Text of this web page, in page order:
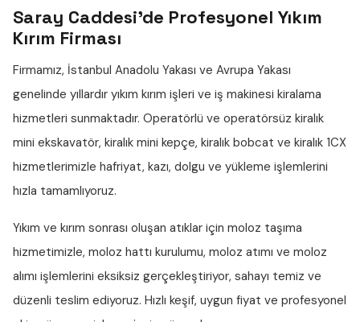
Saray Caddesi'de Profesyonel Yıkım
Kırım Firması
Firmamız, İstanbul Anadolu Yakası ve Avrupa Yakası
genelinde yıllardır yıkım kırım işleri ve iş makinesi kiralama
hizmetleri sunmaktadır. Operatörlü ve operatörsüz kiralık
mini ekskavatör, kiralık mini kepçe, kiralık bobcat ve kiralık 1CX
hizmetlerimizle hafriyat, kazı, dolgu ve yükleme işlemlerini
hızla tamamlıyoruz.
Yıkım ve kırım sonrası oluşan atıklar için moloz taşıma
hizmetimizle, moloz hattı kurulumu, moloz atımı ve moloz
alımı işlemlerini eksiksiz gerçekleştiriyor, sahayı temiz ve
düzenli teslim ediyoruz. Hızlı keşif, uygun fiyat ve profesyonel